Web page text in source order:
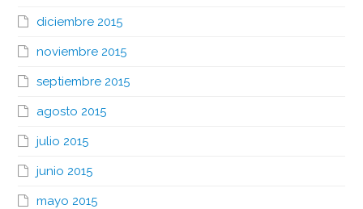
diciembre 2015
noviembre 2015
septiembre 2015
agosto 2015
julio 2015
junio 2015
mayo 2015